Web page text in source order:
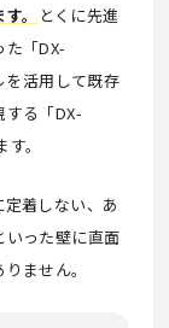
。
とくに先進
「DX-
を活用して既存
る「DX-
。
着しない、あ
いった壁に直面
ません。